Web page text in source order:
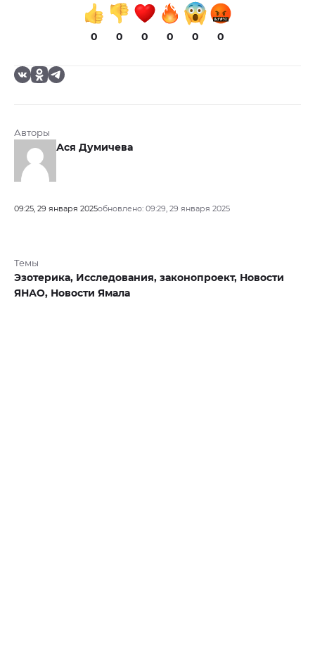
0 0 0 0 0 0
Авторы
Ася Думичева
09:25, 29 января 2025обновлено: 09:29, 29 января 2025
Темы
Эзотерика, Исследования, законопроект, Новости
ЯНАО, Новости Ямала